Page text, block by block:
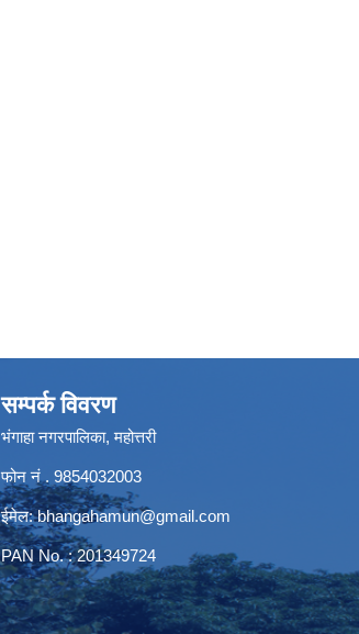
सम्पर्क विवरण
भंगाहा नगरपालिका, महोत्तरी
फोन नं . 9854032003
ईमेल:bhangahamun@gmail.com
PAN No. : 201349724